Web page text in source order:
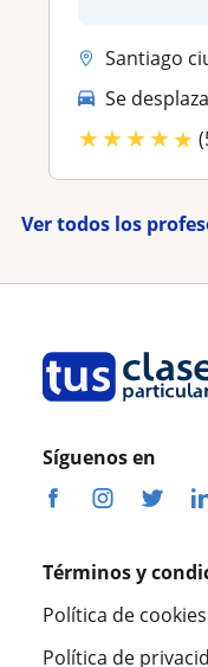
Santiago
Se
★★★★★
Ver todos los
Síguenos en
Términos y
Política de cookies
Política de